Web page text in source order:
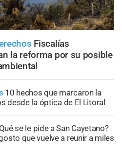
Fiscalías
la reforma por su posible
10 hechos que marcaron la
desde la óptica de El Litoral
se le pide a San Cayetano?
que vuelve a reunir a miles